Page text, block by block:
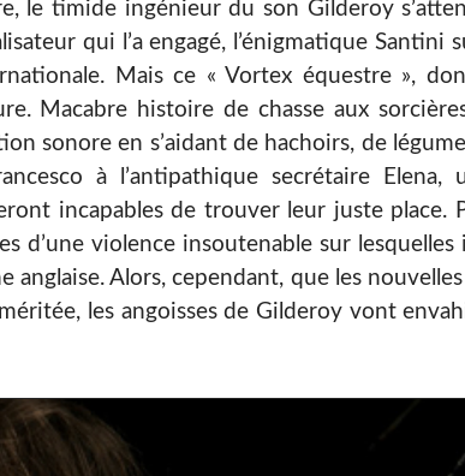
timide ingénieur du son Gilderoy
qui l’a engagé, l’énigmatique Santini
Mais ce « Vortex équestre »,
Macabre histoire de chasse aux
sonore en s’aidant de hachoirs, de
à l’antipathique secrétaire Elena,
incapables de trouver leur juste place.
d’une violence insoutenable sur
Alors, cependant, que les
les angoisses de Gilderoy vont